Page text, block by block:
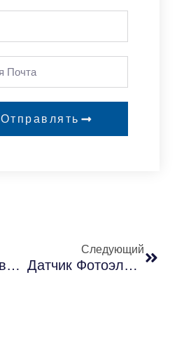
Отправлять
Освещение Европы: 10 Местных Брендов Уличного Освещения, Лидирующих В Инновациях В Области Освещения
Следующий
Датчик Фотоэлемента Не UL /UM-205C